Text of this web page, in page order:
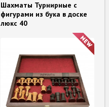
Шахматы Турнирные с
фигурами из бука в доске
люкс 40